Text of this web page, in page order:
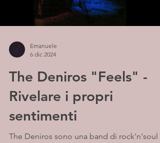
Emanuele
6 dic 2024
The Deniros "Feels" -
Rivelare i propri
sentimenti
The Deniros sono una band di rock'n'soul